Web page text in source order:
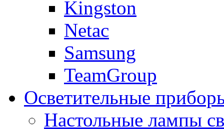
Kingston
Netac
Samsung
TeamGroup
Осветительные
Настольные лампы